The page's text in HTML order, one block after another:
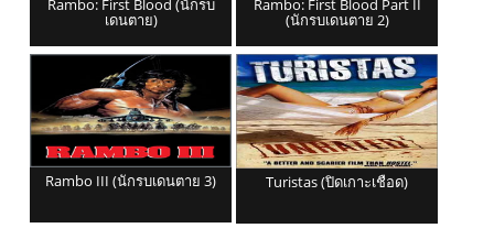
Rambo: First Blood (นักรบ
เดนตาย)
Rambo: First Blood Part II
(นักรบเดนตาย 2)
Rambo III (นักรบเดนตาย 3) Turistas (ปิดเกาะเชือด)